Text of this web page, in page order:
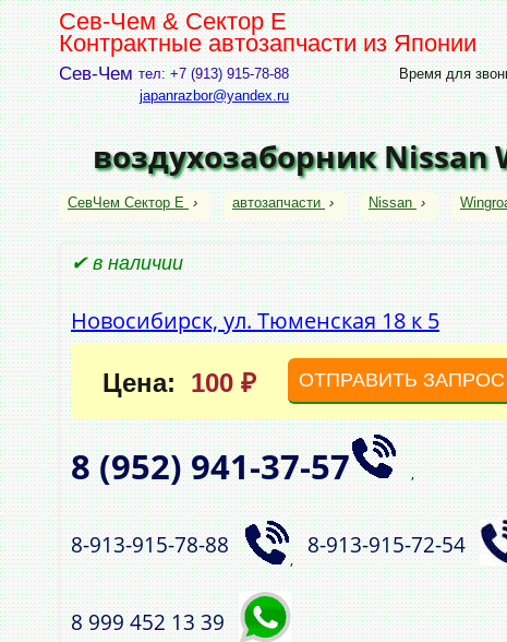
Сев-Чем & Сектор Е
Контрактные автозапчасти из Японии
Сев-Чем тел: +7 (913) 915-78-88
japanrazbor@yandex.ru
Время для
воздухозаборник Nissan
СевЧем Сектор Е › автозапчасти › Nissan ›
✔ в наличии
Новосибирск, ул. Тюменская 18 к 5
Цена: 100 ₽ ОТПРАВИТЬ ЗАПРОС
8 (952)941‑37‑57 ,
8‑913‑915‑78‑88
,
8‑913‑915‑72‑54
8 999 452 13 39